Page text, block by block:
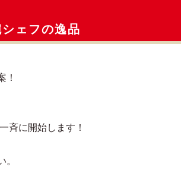
ェフの逸品
！
斉に開始します！
。